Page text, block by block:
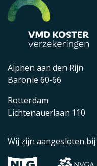
Alphen aan den Rijn
Baronie 60-66
Rotterdam
Lichtenauerlaan 110
Wij zijn aangesloten bij